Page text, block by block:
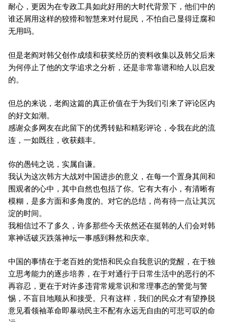
耐心，更因为在专政工具如此好用的大时代背景下，他们中的
谁还屑用这样的狡猾和智慧来对付屁民，不怕自己显得迂腐和
无用吗。
但是老阎对韩父创作成绩和获奖经历的资料收集以及韩父后来
为何停止了他的文学追求之分析，还是非常靠谱和给人以启发
的。
但总的来说，老阎这篇的真正价值在于为我们引来了评论区内
的好文如潮。
感谢众多网友在此留下的优秀转贴和精彩评论，令我在此的流
连，一如既往，收获颇丰。
你的愚钝之说，实属自谦。
我认为这次韩方大战对中国进步的意义，在每一个置身其间和
围观者的心中，其中自然也包括了你。它有大有小，有清晰有
模糊，是多方面和多角度的。对它的总结，尚有待一点让其沉
淀的时间。
我相信过不了多久，许多那些今天依然还在挺韩的人们会对韩
寒神话破灭跌落神坛一事感到释然和庆幸。
中国的事情在于老百姓的觉悟和民众自我意识的觉醒，在于独
立思考能力的逐步培养，在于对通行于日常生活中的恶行的不
再容忍，更在于对许多违背常规常识和常理事态的警觉与警
惕，不盲目地顺从和接受。只有这样，我们的民众才有望挣脱
意见看领袖革命即暴动民主不配有永远无自由的可悲可叹的命